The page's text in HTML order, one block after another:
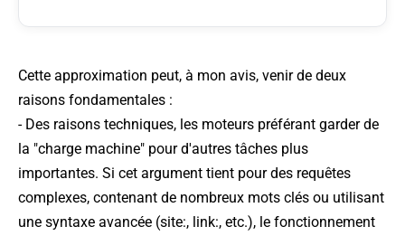
Cette approximation peut, à mon avis, venir de deux
raisons fondamentales :
- Des raisons techniques, les moteurs préférant garder de
la "charge machine" pour d'autres tâches plus
importantes. Si cet argument tient pour des requêtes
complexes, contenant de nombreux mots clés ou utilisant
une syntaxe avancée (site:, link:, etc.), le fonctionnement